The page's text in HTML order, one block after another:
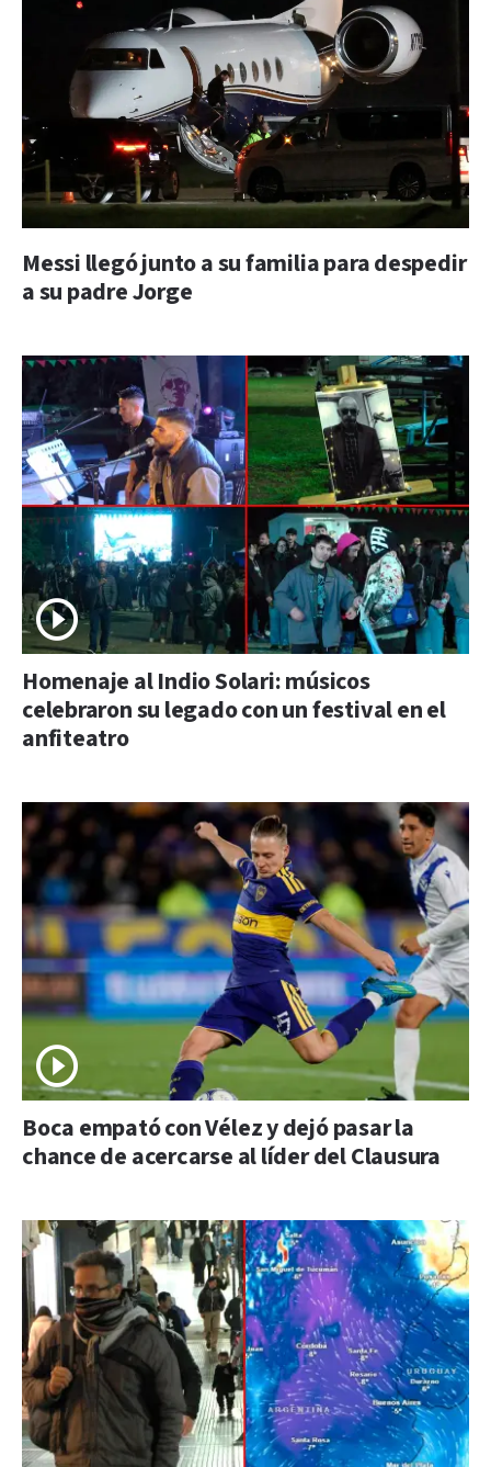
Messi llegó junto a su familia para despedir
a su padre Jorge
Homenaje al Indio Solari: músicos
celebraron su legado con un festival en el
anfiteatro
Boca empató con Vélez y dejó pasar la
chance de acercarse al líder del Clausura